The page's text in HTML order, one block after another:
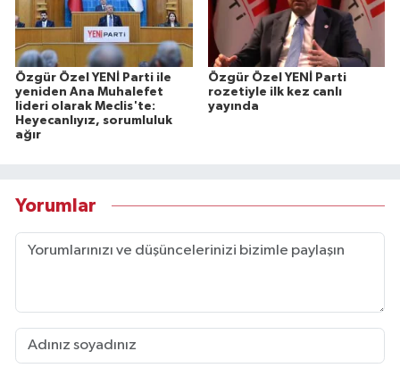
Özgür Özel YENİ Parti ile
yeniden Ana Muhalefet
lideri olarak Meclis'te:
Heyecanlıyız, sorumluluk
ağır
Özgür Özel YENİ Parti
rozetiyle ilk kez canlı
yayında
Yorumlar